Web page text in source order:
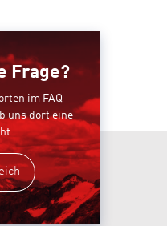
Frage?
im FAQ
uns dort eine